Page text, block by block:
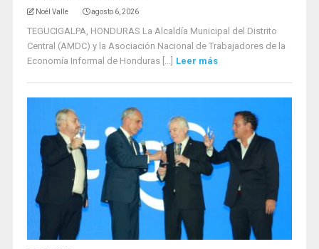
Noél Valle agosto 6, 2026
TEGUCIGALPA, HONDURAS La Alcaldía Municipal del Distrito
Central (AMDC) y la Asociación Nacional de Trabajadores de la
Economía Informal de Honduras [...] Leer más